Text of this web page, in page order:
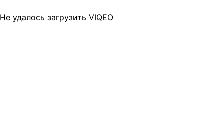
Не удалось загрузить VIQEO